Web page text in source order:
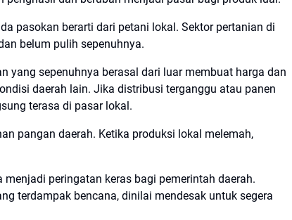
pasokan berarti dari petani lokal. Sektor pertanian di
belum pulih sepenuhnya.
yang sepenuhnya berasal dari luar membuat harga dan
daerah lain. Jika distribusi terganggu atau panen
terasa di pasar lokal.
pangan daerah. Ketika produksi lokal melemah,
peringatan keras bagi pemerintah daerah.
terdampak bencana, dinilai mendesak untuk segera